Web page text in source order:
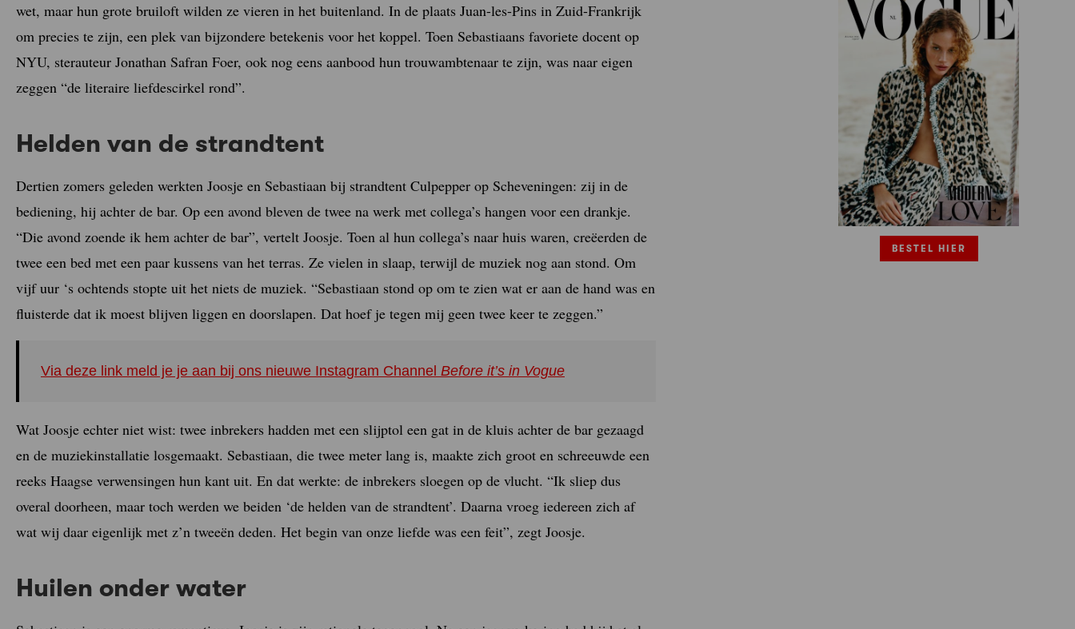
wet, maar hun grote bruiloft wilden ze vieren in het buitenland. In de plaats Juan-les-Pins in Zuid-Frankrijk
om precies te zijn, een plek van bijzondere betekenis voor het koppel. Toen Sebastiaans favoriete docent op
NYU, sterauteur Jonathan Safran Foer, ook nog eens aanbood hun trouwambtenaar te zijn, was naar eigen
zeggen “de literaire liefdescirkel rond”.
Helden van de strandtent
Dertien zomers geleden werkten Joosje en Sebastiaan bij strandtent Culpepper op Scheveningen: zij in de
bediening, hij achter de bar. Op een avond bleven de twee na werk met collega’s hangen voor een drankje.
“Die avond zoende ik hem achter de bar”, vertelt Joosje. Toen al hun collega’s naar huis waren, creëerden de
twee een bed met een paar kussens van het terras. Ze vielen in slaap, terwijl de muziek nog aan stond. Om
vijf uur ‘s ochtends stopte uit het niets de muziek. “Sebastiaan stond op om te zien wat er aan de hand was en
fluisterde dat ik moest blijven liggen en doorslapen. Dat hoef je tegen mij geen twee keer te zeggen.”
Via deze link meld je je aan bij ons nieuwe Instagram Channel Before it’s in Vogue
Wat Joosje echter niet wist: twee inbrekers hadden met een slijptol een gat in de kluis achter de bar gezaagd
en de muziekinstallatie losgemaakt. Sebastiaan, die twee meter lang is, maakte zich groot en schreeuwde een
reeks Haagse verwensingen hun kant uit. En dat werkte: de inbrekers sloegen op de vlucht. “Ik sliep dus
overal doorheen, maar toch werden we beiden ‘de helden van de strandtent’. Daarna vroeg iedereen zich af
wat wij daar eigenlijk met z’n tweeën deden. Het begin van onze liefde was een feit”, zegt Joosje.
Huilen onder water
BESTEL HIER